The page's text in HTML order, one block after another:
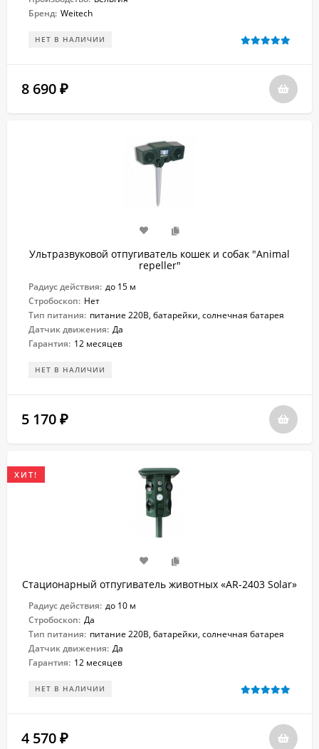
Бренд: Weitech
НЕТ В НАЛИЧИИ
8 690 ₽
Ультразвуковой отпугиватель кошек и собак "Animal
repeller"
Радиус действия: до 15 м
Стробоскоп: Нет
Тип питания: питание 220В, батарейки, солнечная батарея
Датчик движения: Да
Гарантия: 12 месяцев
НЕТ В НАЛИЧИИ
5 170 ₽
ХИТ!
Стационарный отпугиватель животных «AR-2403 Solar»
Радиус действия: до 10 м
Стробоскоп: Да
Тип питания: питание 220В, батарейки, солнечная батарея
Датчик движения: Да
Гарантия: 12 месяцев
НЕТ В НАЛИЧИИ
4 570 ₽